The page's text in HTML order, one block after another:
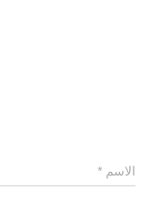
الاسم *